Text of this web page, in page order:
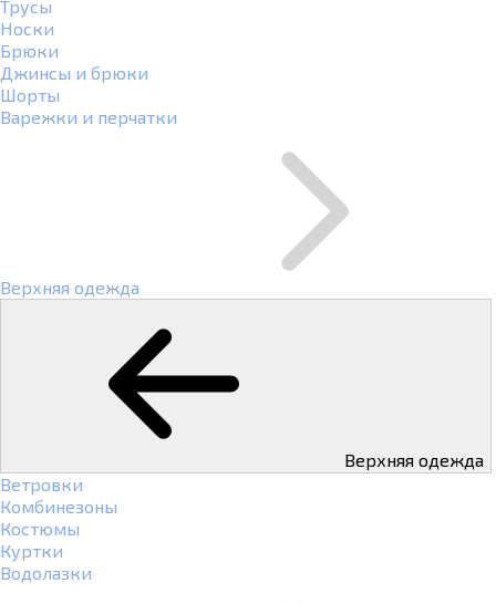
Трусы
Носки
Брюки
Джинсы и брюки
Шорты
Варежки и перчатки
Верхняя одежда
Верхняя одежда
Ветровки
Комбинезоны
Костюмы
Куртки
Водолазки